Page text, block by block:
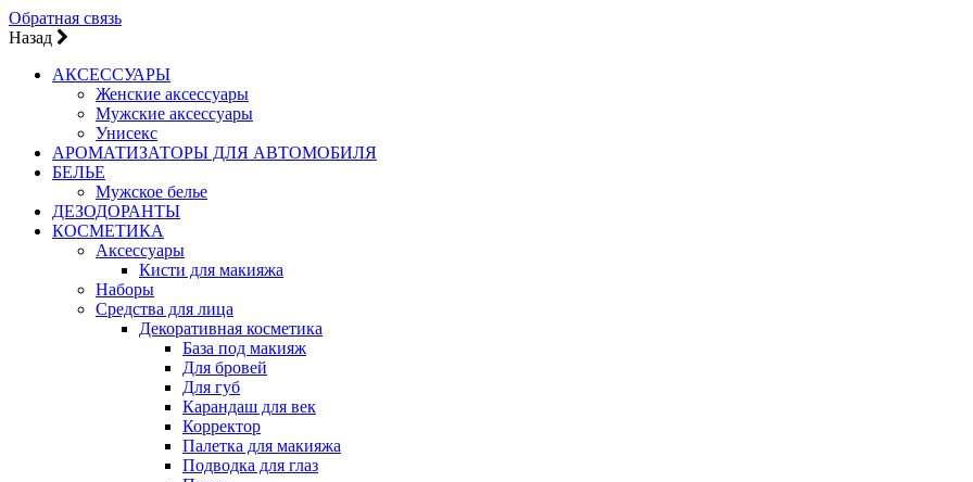
Обратная связь
Назад
АКСЕССУАРЫ
Женские аксессуары
Мужские аксессуары
Унисекс
АРОМАТИЗАТОРЫ ДЛЯ АВТОМОБИЛЯ
БЕЛЬЕ
Мужское белье
ДЕЗОДОРАНТЫ
КОСМЕТИКА
Аксессуары
Кисти для макияжа
Наборы
Средства для лица
Декоративная косметика
База под макияж
Для бровей
Для губ
Карандаш для век
Корректор
Палетка для макияжа
Подводка для глаз